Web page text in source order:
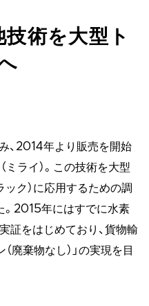
技術を大型ト
、2014年より販売を開始
ライ）。この技術を大型
ック）に応用するための調
。2015年にはすでに水素
証をはじめており、貨物輸
廃棄物なし）」の実現を目